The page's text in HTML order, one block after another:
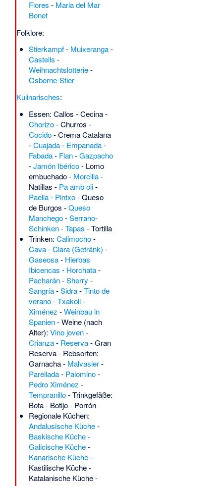
Flores - Maria del Mar
Bonet
Folklore:
Stierkampf- Muixeranga-
Castells -
Weihnachtslotterie-
Osborne-Stier
Kulinarisches:
Essen: Callos -Cecina-
Chorizo-Churros -
Cocido-Crema Catalana
-Cuajada- Empanada-
Fabada- Flan-Gazpacho
-Jamón Ibérico- Lomo
embuchado- Morcilla-
Natillas - Pa amb oli-
Paella- Pintxo-Queso
de Burgos -Queso
Manchego-Serrano-
Schinken-Tapas -Tortilla
Trinken: Calimocho-
Cava-Clara (Getränk) -
Gaseosa- Hierbas
Ibicencas - Horchata-
Pacharán-Sherry -
Sangría-Sidra-Tinto de
verano-Txakoli-
Ximénez -Weinbau in
Spanien- Weine (nach
Alter): Vino joven-
Crianza- Reserva-Gran
Reserva- Rebsorten:
Garnacha- Malvasier-
Parellada- Palomino-
Pedro Ximénez -
Tempranillo- Trinkgefäße:
Bota- Botijo- Porrón
Regionale Küchen:
Andalusische Küche-
Baskische Küche-
Galicische Küche-
Kanarische Küche-
Kastilische Küche-
Katalanische Küche-